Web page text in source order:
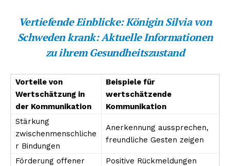
Vertiefende Einblicke:Königin Silvia von
Schweden krank: Aktuelle Informationen
zu ihrem Gesundheitszustand
Vorteile von
Wertschätzung in
der Kommunikation
Beispiele für
wertschätzende
Kommunikation
Stärkung
zwischenmenschliche
r Bindungen
Anerkennung aussprechen,
freundliche Gesten zeigen
Förderung offener
Positive Rückmeldungen